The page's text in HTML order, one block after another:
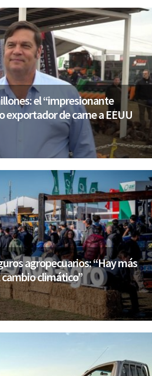
el “impresionante
exportador de carne a EEUU
agropecuarios: “Hay más
climático”